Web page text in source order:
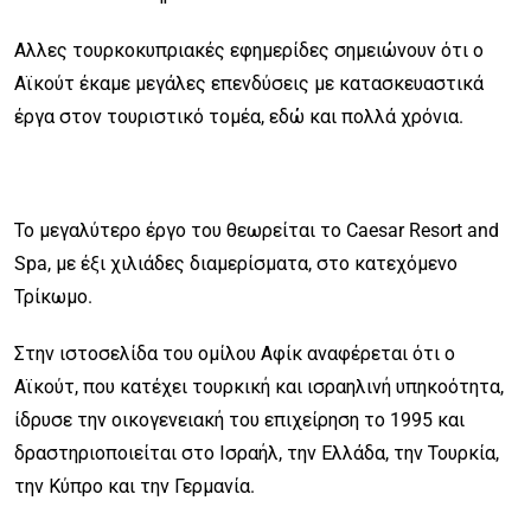
Αλλες τουρκοκυπριακές εφημερίδες σημειώνουν ότι ο
Αϊκούτ έκαμε μεγάλες επενδύσεις με κατασκευαστικά
έργα στον τουριστικό τομέα, εδώ και πολλά χρόνια.
Το μεγαλύτερο έργο του θεωρείται το Caesar Resort and
Spa, με έξι χιλιάδες διαμερίσματα, στο κατεχόμενο
Τρίκωμο.
Στην ιστοσελίδα του ομίλου Αφίκ αναφέρεται ότι ο
Αϊκούτ, που κατέχει τουρκική και ισραηλινή υπηκοότητα,
ίδρυσε την οικογενειακή του επιχείρηση το 1995 και
δραστηριοποιείται στο Ισραήλ, την Ελλάδα, την Τουρκία,
την Κύπρο και την Γερμανία.